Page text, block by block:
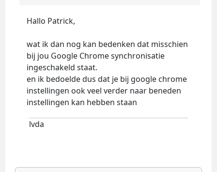
Hallo Patrick,
wat ik dan nog kan bedenken dat misschien
bij jou Google Chrome synchronisatie
ingeschakeld staat.
en ik bedoelde dus dat je bij google chrome
instellingen ook veel verder naar beneden
instellingen kan hebben staan
lvda